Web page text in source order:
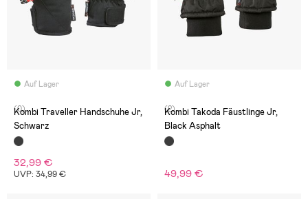
Auf Lager
(0)
Kombi Traveller Handschuhe Jr,
Schwarz
32,99 €
UVP: 34,99 €
Auf Lager
(2)
Kombi Takoda Fäustlinge Jr,
Black Asphalt
49,99 €